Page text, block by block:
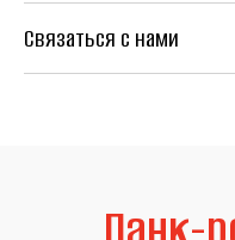
Связаться с нами